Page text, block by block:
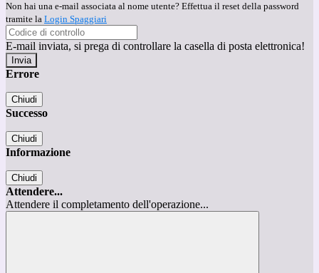
Non hai una e-mail associata al nome utente? Effettua il reset della password
tramite la Login Spaggiari
E-mail inviata, si prega di controllare la casella di posta elettronica!
Errore
Chiudi
Successo
Chiudi
Informazione
Chiudi
Attendere...
Attendere il completamento dell'operazione...